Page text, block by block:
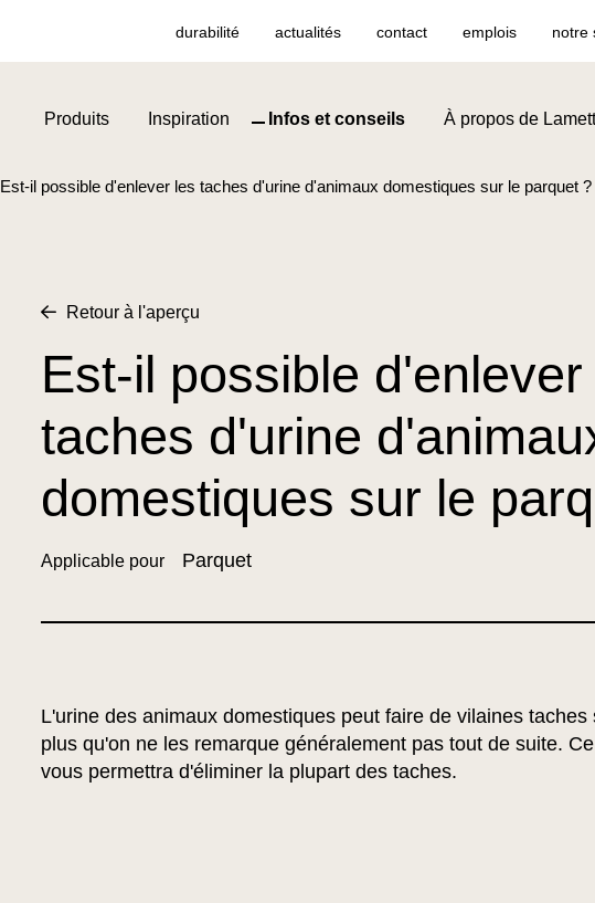
durabilité actualités contact emplois notre
Produits Inspiration Infos et conseils À propos de Lamett
Est-il possible d'enlever les taches d'urine d'animaux domestiques sur le parquet ?
Retour à l'aperçu
Est-il possible d'enlever
taches d'urine
domestiques sur le
Applicable pour Parquet
L'urine des animaux domestiques peut faire de vilaines
plus qu'on ne les remarque généralement pas tout de suite.
vous permettra d'éliminer la plupart des taches.